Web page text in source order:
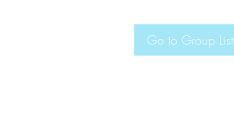
Go to Group List